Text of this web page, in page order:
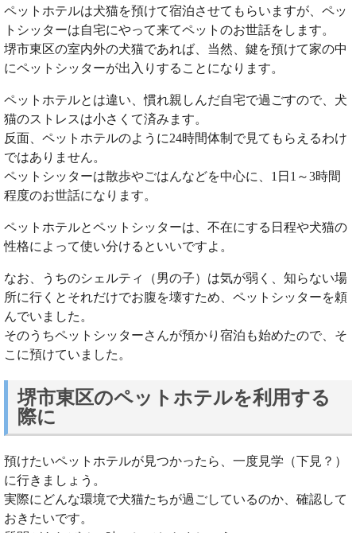
ペットホテルは犬猫を預けて宿泊させてもらいますが、ペッ
トシッターは自宅にやって来てペットのお世話をします。
堺市東区の室内外の犬猫であれば、当然、鍵を預けて家の中
にペットシッターが出入りすることになります。
ペットホテルとは違い、慣れ親しんだ自宅で過ごすので、犬
猫のストレスは小さくて済みます。
反面、ペットホテルのように24時間体制で見てもらえるわけ
ではありません。
ペットシッターは散歩やごはんなどを中心に、1日1～3時間
程度のお世話になります。
ペットホテルとペットシッターは、不在にする日程や犬猫の
性格によって使い分けるといいですよ。
なお、うちのシェルティ（男の子）は気が弱く、知らない場
所に行くとそれだけでお腹を壊すため、ペットシッターを頼
んでいました。
そのうちペットシッターさんが預かり宿泊も始めたので、そ
こに預けていました。
堺市東区のペットホテルを利用する
際に
預けたいペットホテルが見つかったら、一度見学（下見？）
に行きましょう。
実際にどんな環境で犬猫たちが過ごしているのか、確認して
おきたいです。